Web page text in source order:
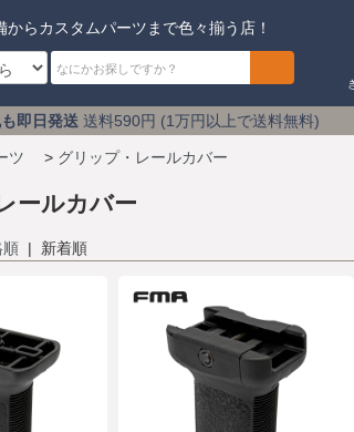
からカスタムパーツまで色々揃う店！
万円以上で送料無料) アキバのミリタ
ツ > グリップ・レールカバー
ールカバー
順 | 新着順